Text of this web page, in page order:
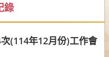
錄
(114年12月份)工作會